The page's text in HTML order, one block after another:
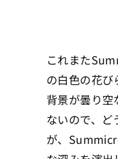
これまた
の白色の花び
背景が曇り
ないので、ど
が、